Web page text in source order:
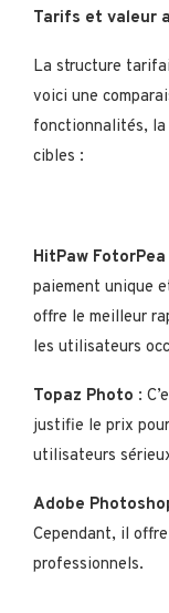
Tarifs et valeur
La structure
voici une
fonctionnalités,
cibles :
HitPaw FotorPea
paiement unique
offre le meilleur
les utilisateurs
Topaz Photo :
justifie le prix
utilisateurs
Adobe
Cependant, il
professionnels.